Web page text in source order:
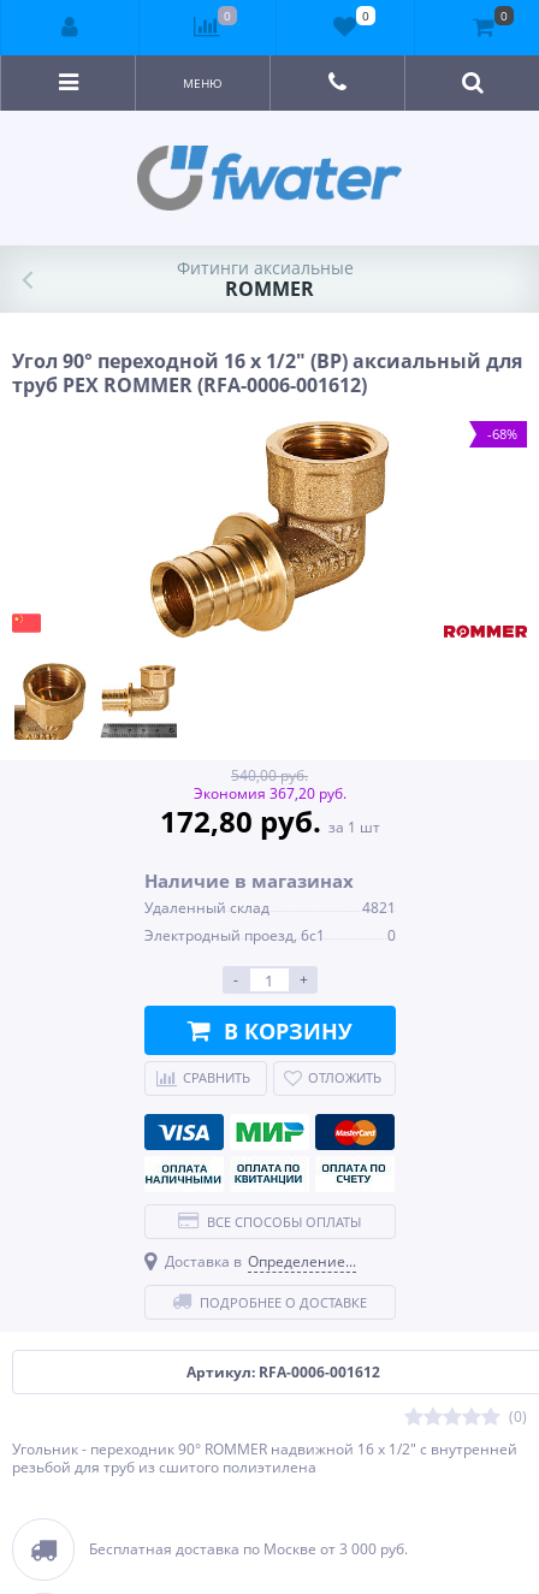
МЕНЮ
Фитинги аксиальные
ROMMER
Угол 90° переходной 16 x 1/2" (ВР) аксиальный для
труб PEX ROMMER (RFA-0006-001612)
-68%
Артикул: RFA-0006-001612
(0)
Угольник - переходник 90° ROMMER надвижной 16 x 1/2" с внутренней
резьбой для труб из сшитого полиэтилена
Бесплатная доставка по Москве от 3 000 руб.
540,00 руб.
Экономия 367,20 руб.
172,80 руб. за 1 шт
Наличие в магазинах
Удаленный склад
4821
Электродный проезд, 6с1
0
- +
В КОРЗИНУ
СРАВНИТЬ ОТЛОЖИТЬ
ВСЕ СПОСОБЫ ОПЛАТЫ
Доставка в Определение...
ПОДРОБНЕЕ О ДОСТАВКЕ
0 0 0